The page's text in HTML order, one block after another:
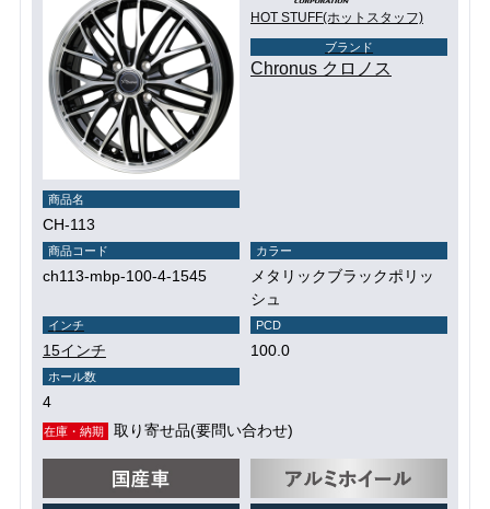
HOT STUFF(ホットスタッフ)
ブランド
Chronus クロノス
商品名
CH-113
商品コード
ch113-mbp-100-4-1545
カラー
メタリックブラックポリッ
シュ
インチ
15インチ
PCD
100.0
ホール数
4
在庫・納期 取り寄せ品(要問い合わせ)